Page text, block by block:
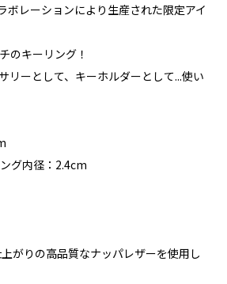
ボレーションにより生産された限定アイ
のキーリング！
リーとして、キーホルダーとして...使い
グ内径：2.4cm
がりの高品質なナッパレザーを使用し